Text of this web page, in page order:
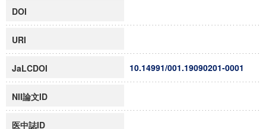
DOI
URI
JaLCDOI 10.14991/001.19090201-0001
NII論文ID
医中誌ID